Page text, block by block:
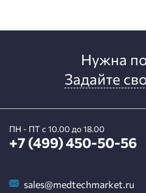
Нужна
Задайте
ПН - ПТ с 10.00 до 18.00
+7 (499) 450-50-56
sales@medtechmarket.ru